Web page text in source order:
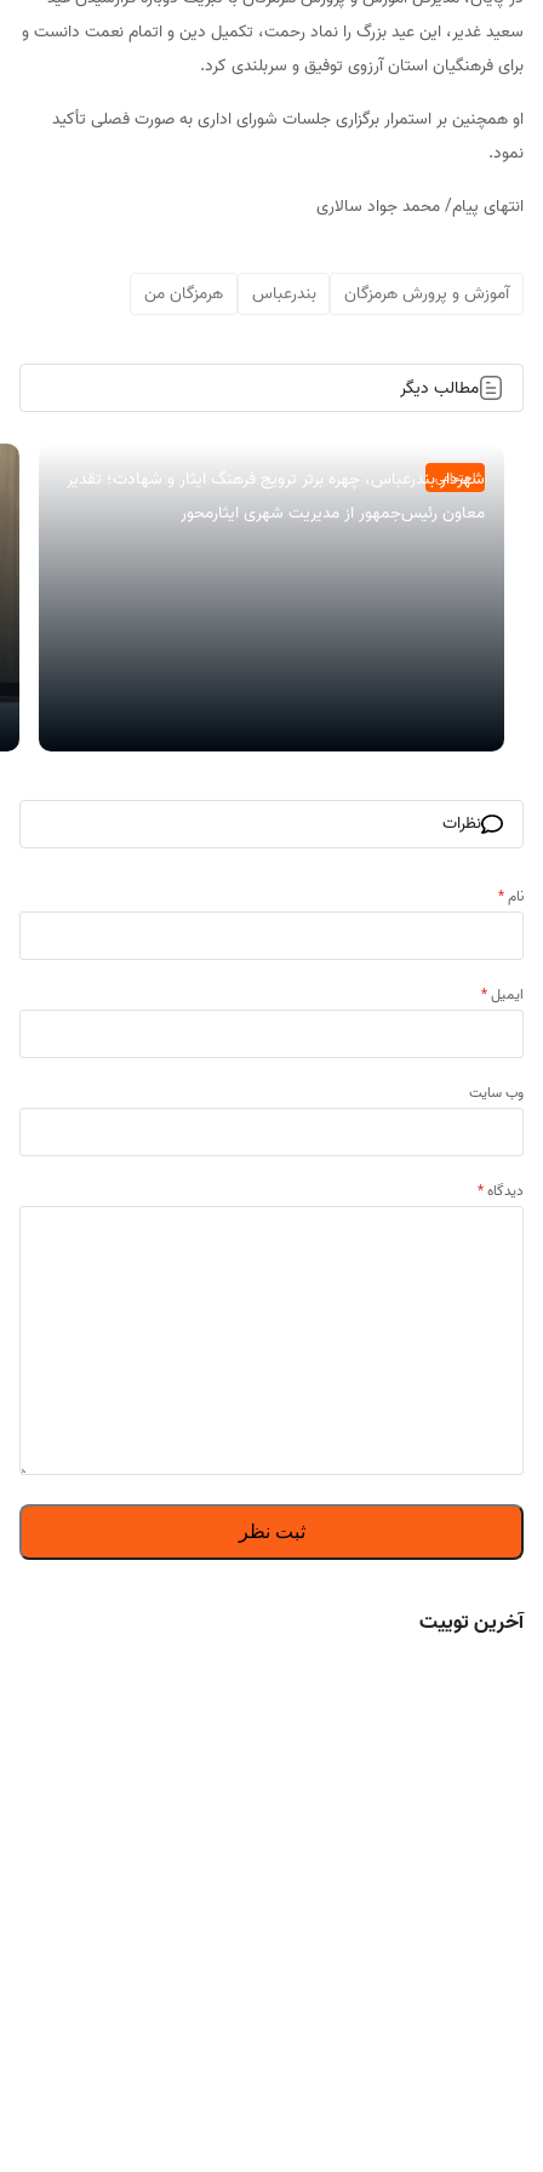
سعید غدیر، این عید بزرگ را نماد رحمت، تکمیل دین و اتمام نعمت دانست و
برای فرهنگیان استان آرزوی توفیق و سربلندی کرد.
او همچنین بر استمرار برگزاری جلسات شورای اداری به صورت فصلی تأکید
نمود.
انتهای پیام/ محمد جواد سالاری
آموزش و پرورش هرمزگان بندرعباس هرمزگان من
مطالب دیگر
اجتماعی
شهردار بندرعباس، چهره برتر ترویج فرهنگ ایثار و شهادت؛ تقدیر
معاون رئیس‌جمهور از مدیریت شهری ایثارمحور
نظرات
نام*
ایمیل*
وب‌ سایت
دیدگاه*
آخرین توییت